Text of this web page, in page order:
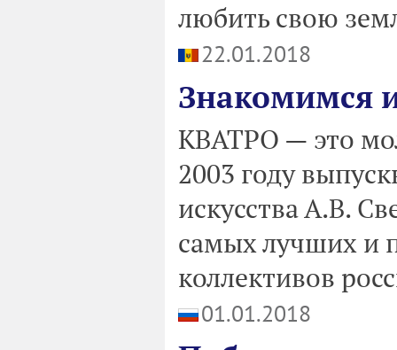
любить свою
22.01.2018
Знакомимся
КВАТРО — это
2003 году
искусства А.В.
самых лучших и
коллективов
01.01.2018